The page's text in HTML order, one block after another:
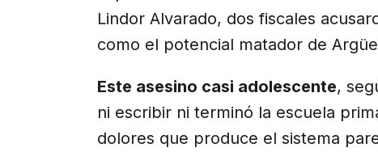
Lindor Alvarado, dos fiscales
como el potencial matador de
Este asesino casi adolescente,
ni escribir ni terminó la escuela
dolores que produce el sistema